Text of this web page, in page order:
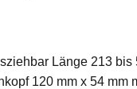
Länge 213 bis
120 mm x 54 mm